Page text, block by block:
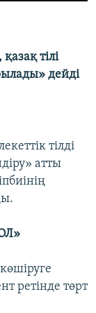
тілі
дейді
тілді
атты
ретінде төрт